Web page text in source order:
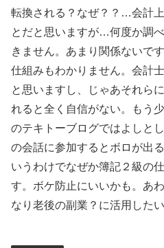
転換される？なぜ？？…会計
とだと思いますが…何度か調
きません。あまり関係ないで
仕組みもわかりません。会計
と思いますし、じゃあそれら
れると全く自信がない。もう
のテキトーブログではよしと
の会話に参加するとボロが出
いうわけでなぜか簿記２級の
す。ボケ防止にいいかも。あ
なり老後の副業？に活用したい